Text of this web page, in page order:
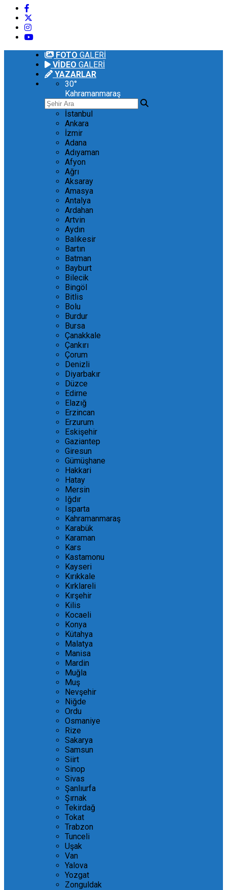
FOTO GALERİ
VİDEO GALERİ
YAZARLAR
30°
Kahramanmaraş
İstanbul
Ankara
İzmir
Adana
Adıyaman
Afyon
Ağrı
Aksaray
Amasya
Antalya
Ardahan
Artvin
Aydın
Balıkesir
Bartın
Batman
Bayburt
Bilecik
Bingöl
Bitlis
Bolu
Burdur
Bursa
Çanakkale
Çankırı
Çorum
Denizli
Diyarbakır
Düzce
Edirne
Elazığ
Erzincan
Erzurum
Eskişehir
Gaziantep
Giresun
Gümüşhane
Hakkari
Hatay
Mersin
Iğdır
Isparta
Kahramanmaraş
Karabük
Karaman
Kars
Kastamonu
Kayseri
Kırıkkale
Kırklareli
Kırşehir
Kilis
Kocaeli
Konya
Kütahya
Malatya
Manisa
Mardin
Muğla
Muş
Nevşehir
Niğde
Ordu
Osmaniye
Rize
Sakarya
Samsun
Siirt
Sinop
Sivas
Şanlıurfa
Şırnak
Tekirdağ
Tokat
Trabzon
Tunceli
Uşak
Van
Yalova
Yozgat
Zonguldak